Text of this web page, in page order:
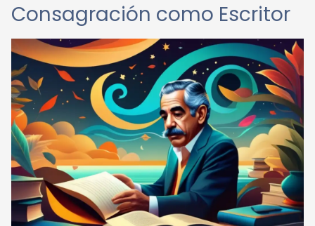
Consagración como Escritor